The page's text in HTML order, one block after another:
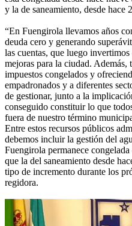
y la de saneamiento, desde hace
“En Fuengirola llevamos años
deuda cero y generando
las cuentas, que luego invertimos
mejoras para la ciudad. Además,
impuestos congelados y
empadronados y a diferentes
de gestionar, junto a la
conseguido constituir lo que
fuera de nuestro término
Entre estos recursos públicos
debemos incluir la gestión del
Fuengirola permanece
que la del saneamiento desde
tipo de incremento durante los
regidora.